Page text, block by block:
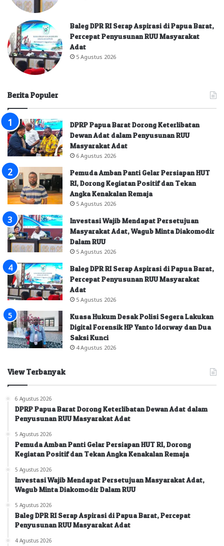
Baleg DPR RI Serap Aspirasi di Papua Barat,
Percepat Penyusunan RUU Masyarakat
Adat
5 Agustus 2026
Berita Populer
DPRP Papua Barat Dorong Keterlibatan
Dewan Adat dalam Penyusunan RUU
Masyarakat Adat
6 Agustus 2026
Pemuda Amban Panti Gelar Persiapan HUT
RI, Dorong Kegiatan Positif dan Tekan
Angka Kenakalan Remaja
5 Agustus 2026
Investasi Wajib Mendapat Persetujuan
Masyarakat Adat, Wagub Minta Diakomodir
Dalam RUU
5 Agustus 2026
Baleg DPR RI Serap Aspirasi di Papua Barat,
Percepat Penyusunan RUU Masyarakat
Adat
5 Agustus 2026
Kuasa Hukum Desak Polisi Segera Lakukan
Digital Forensik HP Yanto Idorway dan Dua
Saksi Kunci
4 Agustus 2026
View Terbanyak
6 Agustus 2026
DPRP Papua Barat Dorong Keterlibatan Dewan Adat dalam
Penyusunan RUU Masyarakat Adat
5 Agustus 2026
Pemuda Amban Panti Gelar Persiapan HUT RI, Dorong
Kegiatan Positif dan Tekan Angka Kenakalan Remaja
5 Agustus 2026
Investasi Wajib Mendapat Persetujuan Masyarakat Adat,
Wagub Minta Diakomodir Dalam RUU
5 Agustus 2026
Baleg DPR RI Serap Aspirasi di Papua Barat, Percepat
Penyusunan RUU Masyarakat Adat
4 Agustus 2026